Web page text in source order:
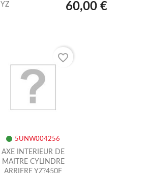
60,00 €
5UNW004256
AXE INTERIEUR DE
MAITRE CYLINDRE
ARRIERE YZ?450F
favorite_border